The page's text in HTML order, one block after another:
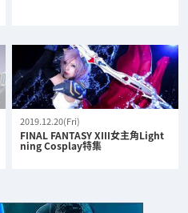
2019.12.20(Fri)
FINAL FANTASY XIII女主角Light
ning Cosplay特集